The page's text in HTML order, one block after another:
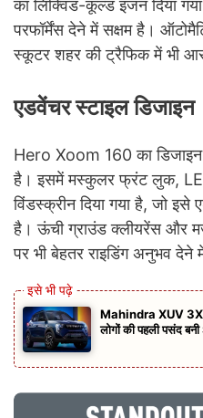
का लिक्विड-कूल्ड इंजन दिया
परफॉर्मेंस देने में सक्षम है।
स्कूटर शहर की ट्रैफिक में भी
एडवेंचर स्टाइल डिजाइन
Hero Xoom 160 का
है। इसमें मस्कुलर फ्रंट लुक,
विंडस्क्रीन दिया गया है, जो इसे
है। ऊंची ग्राउंड क्लीयरेंस और
पर भी बेहतर राइडिंग अनुभव देने
Mahindra XUV
लोगों की पहली पसंद